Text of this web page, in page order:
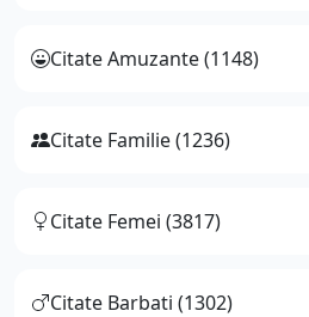
Citate Amuzante (1148)
Citate Familie (1236)
Citate Femei (3817)
Citate Barbati (1302)